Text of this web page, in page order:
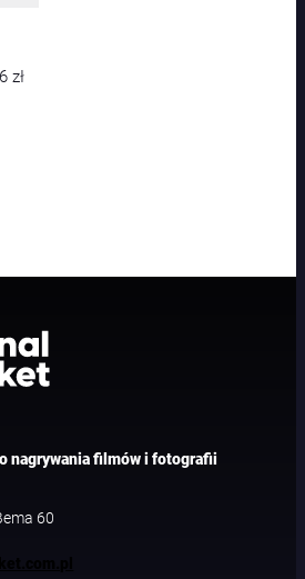
zł
nagrywania filmów i fotografii
60